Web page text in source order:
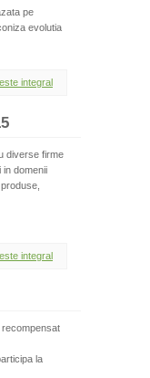
pe
evolutia
integral
diverse firme
in domenii
integral
la